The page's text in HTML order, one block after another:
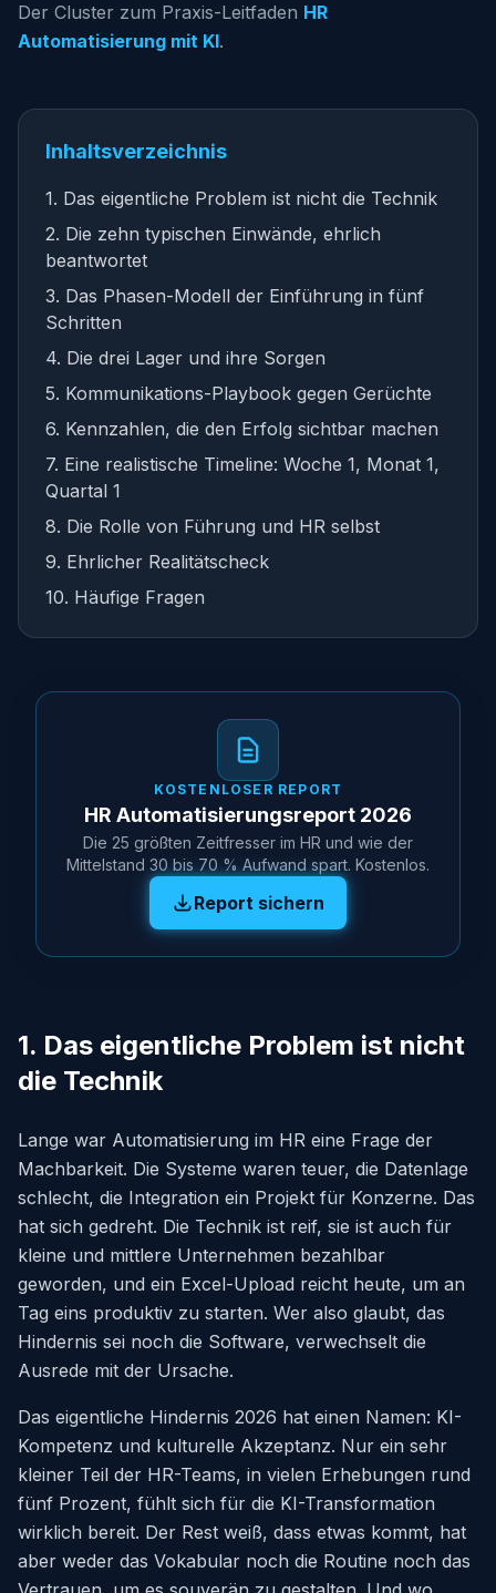
Der Cluster zum Praxis-Leitfaden HR
Automatisierung mit KI.
Inhaltsverzeichnis
1. Das eigentliche Problem ist nicht die Technik
2. Die zehn typischen Einwände, ehrlich
beantwortet
3. Das Phasen-Modell der Einführung in fünf
Schritten
4. Die drei Lager und ihre Sorgen
5. Kommunikations-Playbook gegen Gerüchte
6. Kennzahlen, die den Erfolg sichtbar machen
7. Eine realistische Timeline: Woche 1, Monat 1,
Quartal 1
8. Die Rolle von Führung und HR selbst
9. Ehrlicher Realitätscheck
10. Häufige Fragen
KOSTENLOSER REPORT
HR Automatisierungsreport 2026
Die 25 größten Zeitfresser im HR und wie der
Mittelstand 30 bis 70 % Aufwand spart. Kostenlos.
Report sichern
1. Das eigentliche Problem ist nicht
die Technik
Lange war Automatisierung im HR eine Frage der
Machbarkeit. Die Systeme waren teuer, die Datenlage
schlecht, die Integration ein Projekt für Konzerne. Das
hat sich gedreht. Die Technik ist reif, sie ist auch für
kleine und mittlere Unternehmen bezahlbar
geworden, und ein Excel-Upload reicht heute, um an
Tag eins produktiv zu starten. Wer also glaubt, das
Hindernis sei noch die Software, verwechselt die
Ausrede mit der Ursache.
Das eigentliche Hindernis 2026 hat einen Namen: KI-
Kompetenz und kulturelle Akzeptanz. Nur ein sehr
kleiner Teil der HR-Teams, in vielen Erhebungen rund
fünf Prozent, fühlt sich für die KI-Transformation
wirklich bereit. Der Rest weiß, dass etwas kommt, hat
aber weder das Vokabular noch die Routine noch das